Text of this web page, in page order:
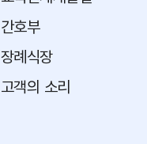
간호부
장례식장
고객의 소리